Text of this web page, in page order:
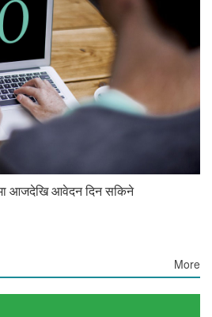
आजदेखि आवेदन दिन सकिने
More